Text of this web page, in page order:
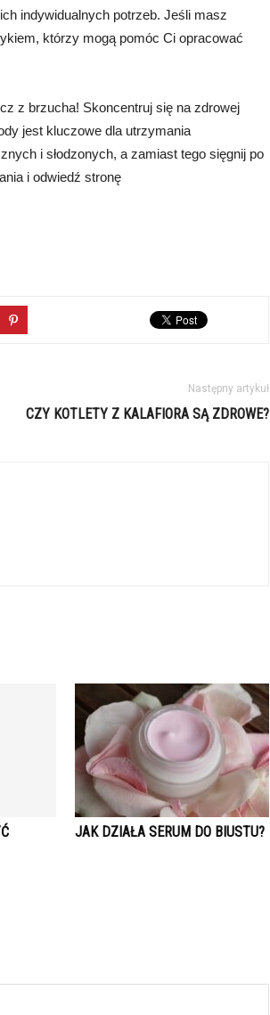
indywidualnych potrzeb. Jeśli masz
którzy mogą pomóc Ci opracować
z brzucha! Skoncentruj się na zdrowej
jest kluczowe dla utrzymania
i słodzonych, a zamiast tego sięgnij po
i odwiedź stronę
Następny artykuł
CZY KOTLETY Z KALAFIORA SĄ ZDROWE?
JAK DZIAŁA SERUM DO BIUSTU?